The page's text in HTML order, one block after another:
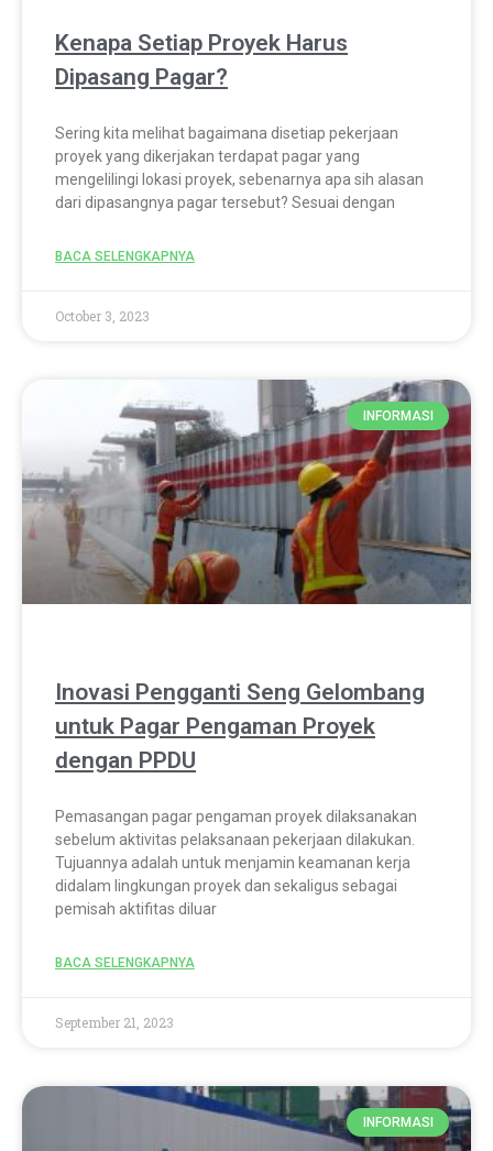
Kenapa Setiap Proyek Harus
Dipasang Pagar?
Sering kita melihat bagaimana disetiap pekerjaan
proyek yang dikerjakan terdapat pagar yang
mengelilingi lokasi proyek, sebenarnya apa sih alasan
dari dipasangnya pagar tersebut? Sesuai dengan
BACA SELENGKAPNYA
October 3, 2023
INFORMASI
Inovasi Pengganti Seng Gelombang
untuk Pagar Pengaman Proyek
dengan PPDU
Pemasangan pagar pengaman proyek dilaksanakan
sebelum aktivitas pelaksanaan pekerjaan dilakukan.
Tujuannya adalah untuk menjamin keamanan kerja
didalam lingkungan proyek dan sekaligus sebagai
pemisah aktifitas diluar
BACA SELENGKAPNYA
September 21, 2023
INFORMASI